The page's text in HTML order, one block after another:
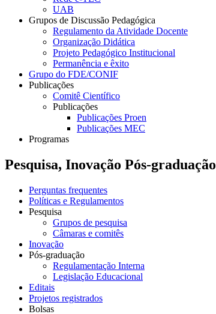
UAB
Grupos de Discussão Pedagógica
Regulamento da Atividade Docente
Organização Didática
Projeto Pedagógico Institucional
Permanência e êxito
Grupo do FDE/CONIF
Publicações
Comitê Científico
Publicações
Publicações Proen
Publicações MEC
Programas
Pesquisa, Inovação Pós-graduação
Perguntas frequentes
Políticas e Regulamentos
Pesquisa
Grupos de pesquisa
Câmaras e comitês
Inovação
Pós-graduação
Regulamentação Interna
Legislação Educacional
Editais
Projetos registrados
Bolsas